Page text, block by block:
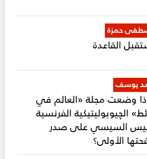
حمزة
القاعدة
يوسف
وضعت مجلة «العالم في
الچيوبوليتيكية الفرنسية
السيسي على صدر
الأولى؟